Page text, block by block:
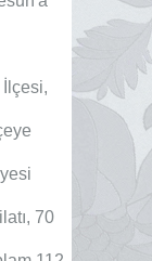
İlçesi,
70